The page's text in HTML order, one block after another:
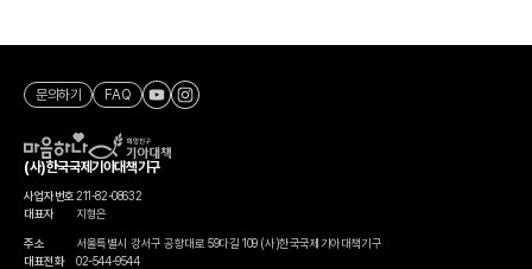
(사)한국국제기아대책기구
사업자번호211-82-08632
대표자
지형은
주소
서울특별시 강서구 공항대로 59다길 109 (사)한국국제기아대책기구
대표전화
02-544-9544
문의하기 FAQ